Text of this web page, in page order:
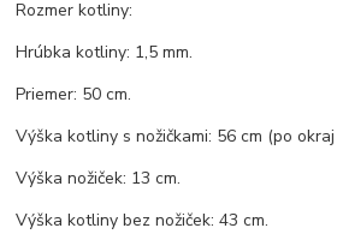
Rozmer kotliny:
Hrúbka kotliny: 1,5 mm.
Priemer: 50 cm.
Výška kotliny s nožičkami: 56 cm (po
Výška nožiček: 13 cm.
Výška kotliny bez nožiček: 43 cm.